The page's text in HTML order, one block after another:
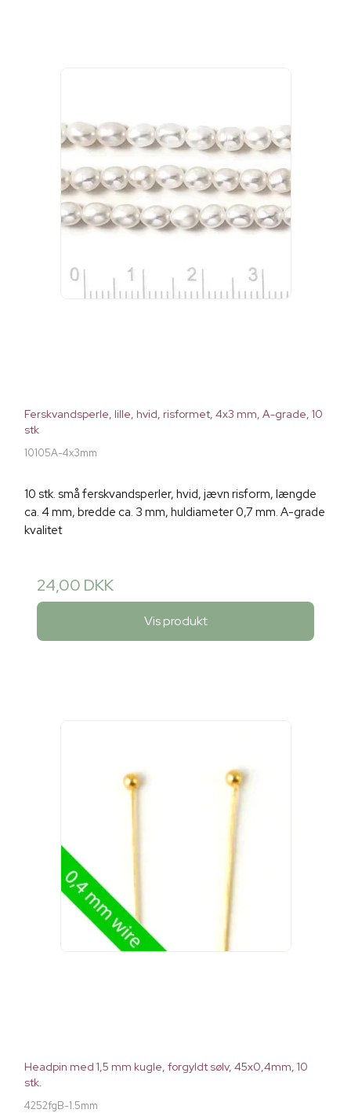
Ferskvandsperle, lille, hvid, risformet, 4x3 mm, A-grade, 10
stk
10105A-4x3mm
10 stk. små ferskvandsperler, hvid, jævn risform, længde
ca. 4 mm, bredde ca. 3 mm, huldiameter 0,7 mm. A-grade
kvalitet
24,00 DKK
Vis produkt
Headpin med 1,5 mm kugle, forgyldt sølv, 45x0,4mm, 10
stk.
4252fgB-1.5mm